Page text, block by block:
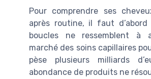
Pour comprendre ses
après routine, il faut
boucles ne ressemblent à
marché des soins capillaires
pèse plusieurs milliards
abondance de produits ne